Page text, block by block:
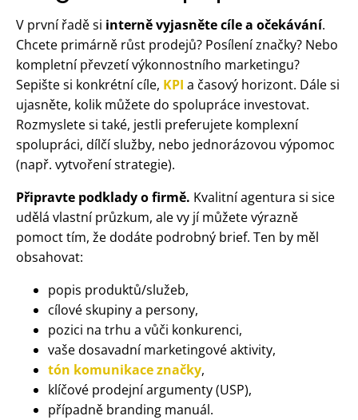
V první řadě si interně vyjasněte cíle a očekávání.
Chcete primárně růst prodejů? Posílení značky? Nebo
kompletní převzetí výkonnostního marketingu?
Sepište si konkrétní cíle, KPI a časový horizont. Dále si
ujasněte, kolik můžete do spolupráce investovat.
Rozmyslete si také, jestli preferujete komplexní
spolupráci, dílčí služby, nebo jednorázovou výpomoc
(např. vytvoření strategie).
Připravte podklady o firmě. Kvalitní agentura si sice
udělá vlastní průzkum, ale vy jí můžete výrazně
pomoct tím, že dodáte podrobný brief. Ten by měl
obsahovat:
popis produktů/služeb,
cílové skupiny a persony,
pozici na trhu a vůči konkurenci,
vaše dosavadní marketingové aktivity,
tón komunikace značky,
klíčové prodejní argumenty (USP),
případně branding manuál.